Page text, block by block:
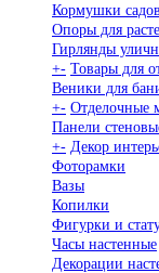
Кормушки
Опоры для
Гирлянды
+- Товары для
Веники для
+- Отделочные
Панели
+- Декор
Фоторамки
Вазы
Копилки
Фигурки и
Часы настенные
Декорации